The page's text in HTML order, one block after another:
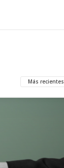
Más recientes